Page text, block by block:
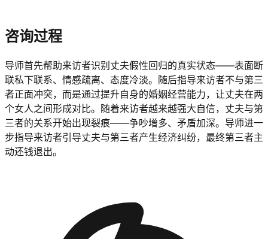
咨询过程
导师首先帮助来访者识别丈夫假性回归的真实状态——表面断
联私下联系、情感疏离、态度冷淡。随后指导来访者不与第三
者正面冲突，而是通过提升自身的婚姻经营能力，让丈夫在两
个女人之间形成对比。随着来访者越来越强大自信，丈夫与第
三者的关系开始出现裂痕——争吵增多、矛盾加深。导师进一
步指导来访者引导丈夫与第三者产生经济纠纷，最终第三者主
动还钱退出。